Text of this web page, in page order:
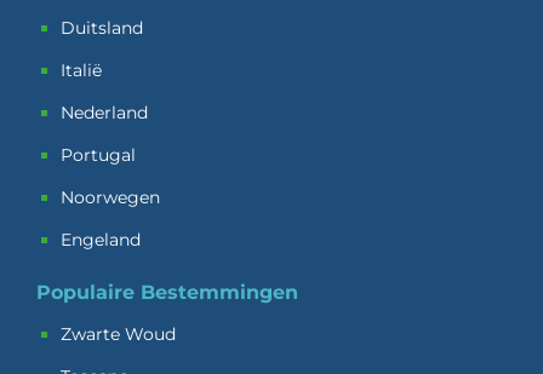
Duitsland
Italië
Nederland
Portugal
Noorwegen
Engeland
Populaire Bestemmingen
Zwarte Woud